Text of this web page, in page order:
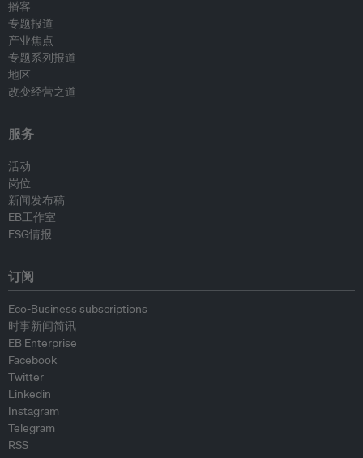
播客
专题报道
产业焦点
专题系列报道
地区
改变经营之道
服务
活动
岗位
新闻发布稿
EB工作室
ESG情报
订阅
Eco-Business subscriptions
时事新闻简讯
EB Enterprise
Facebook
Twitter
Linkedin
Instagram
Telegram
RSS